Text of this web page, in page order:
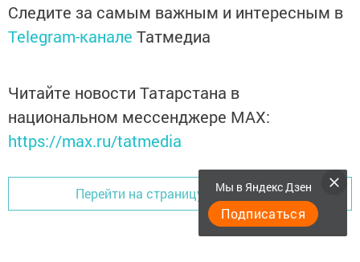
Следите за самым важным и интересным в
Telegram-канале Татмедиа
Читайте новости Татарстана в
национальном мессенджере MАХ:
https://max.ru/tatmedia
Перейти на страницу новостиМы в Яндекс Дзен
Подписаться